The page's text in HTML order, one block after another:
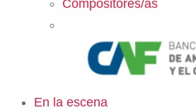
Compositores/as
En la escena